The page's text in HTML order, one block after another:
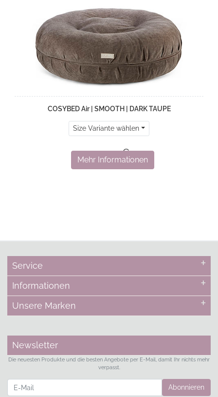
COSYBED Air | SMOOTH | DARK TAUPE
Size Variante wählen
329,00 €
Mehr Informationen
Service
Informationen
Unsere Marken
Newsletter
Die neuesten Produkte und die besten Angebote per E-Mail, damit Ihr nichts mehr
verpasst.
Abonnieren